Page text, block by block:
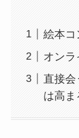
絵本コ
オンラ
直接会
は高ま